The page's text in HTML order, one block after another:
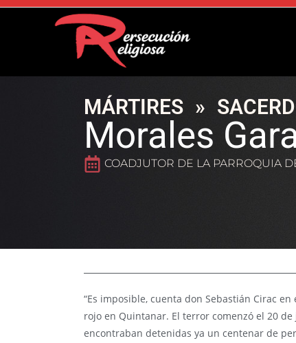
MÁRTIRES »
Morales
COADJUTOR DE LA PARROQUIA
“Es imposible, cuenta don Sebastián Cirac en
rojo en Quintanar. El terror comenzó el 20
encontraban detenidas ya un centenar de